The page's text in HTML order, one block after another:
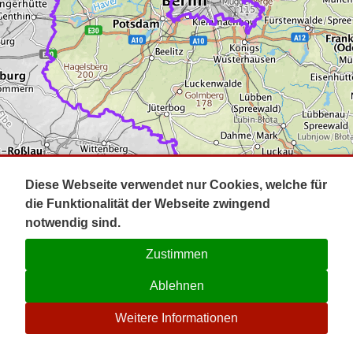
Impressum
Kontakt
☉
Diese Webseite verwendet nur Cookies, welche für
die Funktionalität der Webseite zwingend
notwendig sind.
Zustimmen
Ablehnen
Weitere Informationen